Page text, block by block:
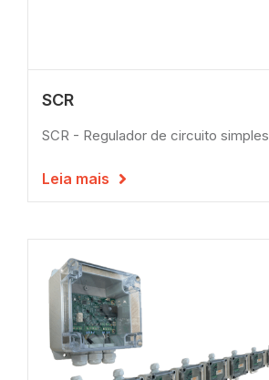
SCR
SCR - Regulador de circuito simples
Leia mais 